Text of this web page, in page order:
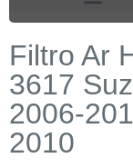
Filtro Ar
3617
2006-
2010